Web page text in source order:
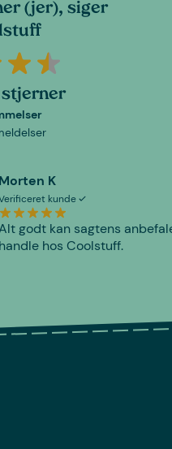
(jer), siger
stjerner
Morten K
kunde
godt kan sagtens
handle hos Coolstuff.